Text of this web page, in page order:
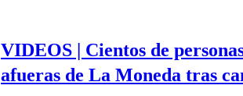
VIDEOS | Cientos de
afueras de La Moneda tras